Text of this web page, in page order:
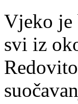
Vjeko je
svi iz